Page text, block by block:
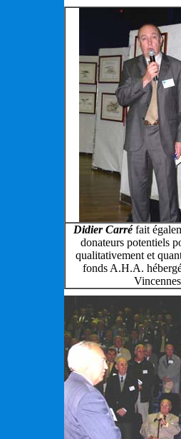
Didier Carréfait
donateurs potentiels
qualitativement et
fonds A.H.A.